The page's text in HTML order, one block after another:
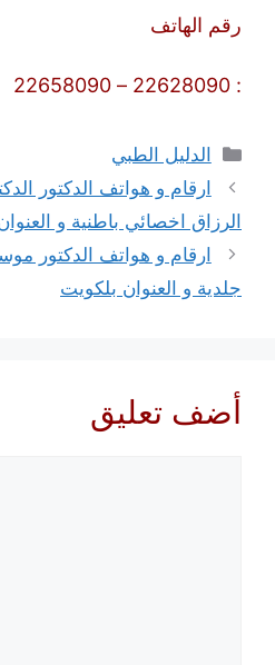
رقم الهاتف
: 22628090 – 22658090
التصنيفات
الدليل الطبي
ارقام و هواتف الدكتور
الرزاق اخصائي باطنية و
ارقام و هواتف الدكتور
جلدية و العنوان بلكويت
أضف تعليق